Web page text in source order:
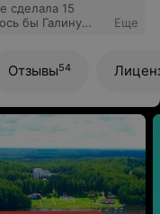
сделала 15
бы Галину
Еще
Отзывы54